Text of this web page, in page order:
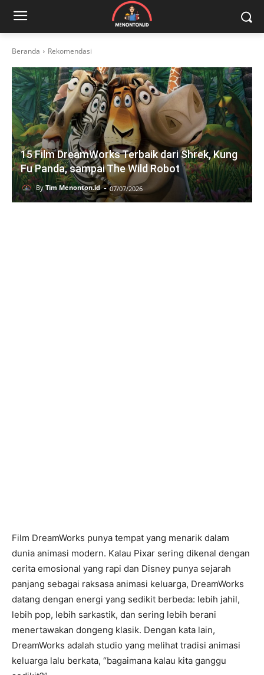
Beranda Rekomendasi
15 Film DreamWorks Terbaik dari Shrek, Kung
Fu Panda, sampai The Wild Robot
By Tim Menonton.id - 07/07/2026
Film DreamWorks punya tempat yang menarik dalam
dunia animasi modern. Kalau Pixar sering dikenal dengan
cerita emosional yang rapi dan Disney punya sejarah
panjang sebagai raksasa animasi keluarga, DreamWorks
datang dengan energi yang sedikit berbeda: lebih jahil,
lebih pop, lebih sarkastik, dan sering lebih berani
menertawakan dongeng klasik. Dengan kata lain,
DreamWorks adalah studio yang melihat tradisi animasi
keluarga lalu berkata, “bagaimana kalau kita ganggu